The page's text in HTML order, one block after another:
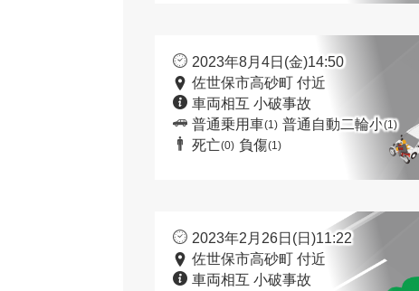
2023年8月4日(金)14:50
佐世保市高砂町 付近
車両相互 小破事故
普通乗用車(1) 普通自動二輪小(1)
死亡(0) 負傷(1)
2023年2月26日(日)11:22
佐世保市高砂町 付近
車両相互 小破事故